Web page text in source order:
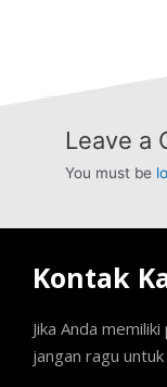
Leave a
You must be
Kontak
Jika Anda
jangan ragu